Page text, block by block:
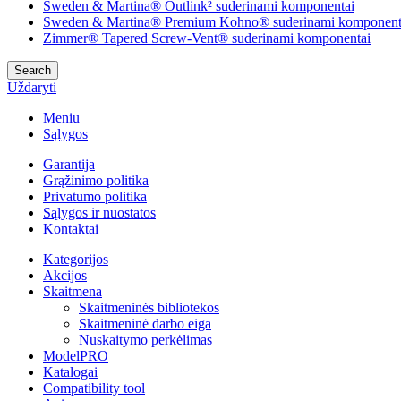
Sweden & Martina® Outlink² suderinami komponentai
Sweden & Martina® Premium Kohno® suderinami
Zimmer® Tapered Screw-Vent® suderinami komponentai
Search
Uždaryti
Meniu
Sąlygos
Garantija
Grąžinimo politika
Privatumo politika
Sąlygos ir nuostatos
Kontaktai
Kategorijos
Akcijos
Skaitmena
Skaitmeninės bibliotekos
Skaitmeninė darbo eiga
Nuskaitymo perkėlimas
ModelPRO
Katalogai
Compatibility tool